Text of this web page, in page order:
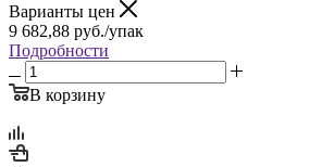
Варианты цен
9 682,88 руб./упак
Подробности
В корзину